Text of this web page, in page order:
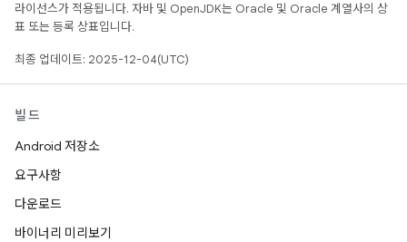
라이선스가 적용됩니다. 자바 및 OpenJDK는 Oracle 및 Oracle 계열사의 상
표 또는 등록 상표입니다.
최종 업데이트: 2025-12-04(UTC)
빌드
Android 저장소
요구사항
다운로드
바이너리 미리보기